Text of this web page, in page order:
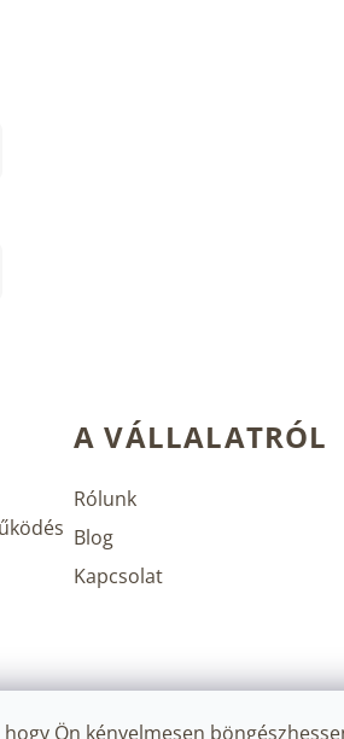
Ön kényelmesen
A VÁLLALATRÓL
Rólunk
Blog
Kapcsolat